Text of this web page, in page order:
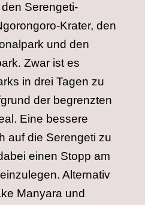
Serengeti-
Krater, den
und den
Zwar ist es
in drei Tagen zu
der begrenzten
Eine bessere
auf die Serengeti zu
einen Stopp am
Alternativ
Manyara und